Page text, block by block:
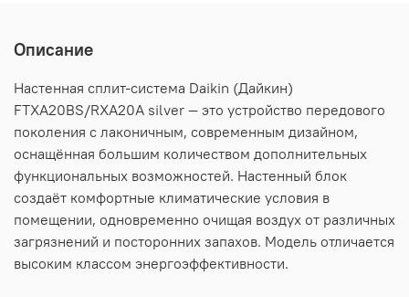
Описание
Настенная сплит-система Daikin (Дайкин)
FTXA20BS/RXA20A silver — это устройство передового
поколения с лаконичным, современным дизайном,
оснащённая большим количеством дополнительных
функциональных возможностей. Настенный блок
создаёт комфортные климатические условия в
помещении, одновременно очищая воздух от различных
загрязнений и посторонних запахов. Модель отличается
высоким классом энергоэффективности.